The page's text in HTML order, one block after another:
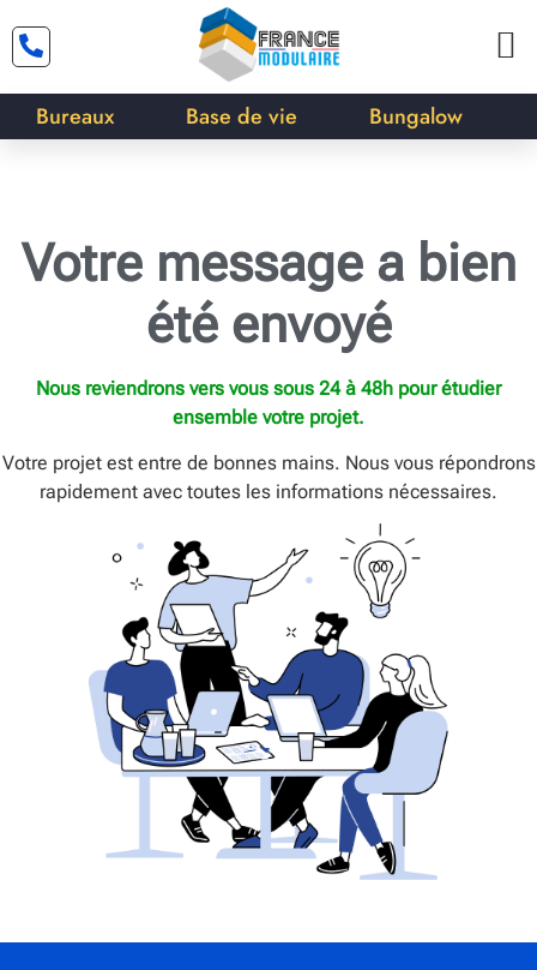
Bureaux Base de vie Bungalow
Votre message a bien
été envoyé
Nous reviendrons vers vous sous 24 à 48h pour étudier
ensemble votre projet.
Votre projet est entre de bonnes mains. Nous vous répondrons
rapidement avec toutes les informations nécessaires.